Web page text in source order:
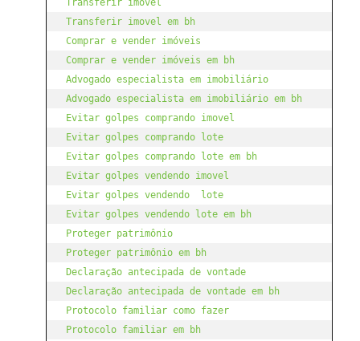
Transferir imovel
Transferir imovel em bh
Comprar e vender imóveis
Comprar e vender imóveis em bh
Advogado especialista em imobiliário
Advogado especialista em imobiliário em bh
Evitar golpes comprando imovel
Evitar golpes comprando lote
Evitar golpes comprando lote em bh
Evitar golpes vendendo imovel
Evitar golpes vendendo  lote
Evitar golpes vendendo lote em bh
Proteger patrimônio
Proteger patrimônio em bh
Declaração antecipada de vontade
Declaração antecipada de vontade em bh
Protocolo familiar como fazer
Protocolo familiar em bh